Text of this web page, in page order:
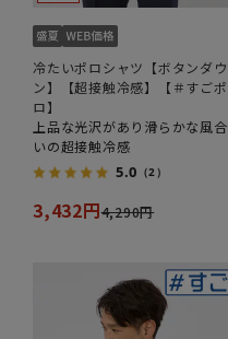
冷たいポロシャツ【ボタンダウ
ン】【超接触冷感】【＃すごポ
ロ】
上品な光沢があり滑らかな風合
いの超接触冷感
5.0 （2）
3,432円4,290円